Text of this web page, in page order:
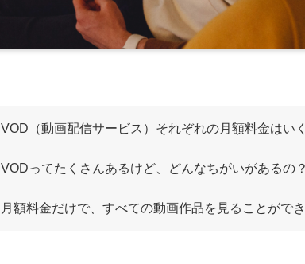
VOD（動画配信サービス）それぞれの月額料金はい
VODってたくさんあるけど、どんなちがいがあるの？
月額料金だけで、すべての動画作品を見ることがで